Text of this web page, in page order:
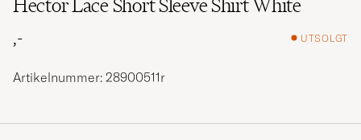
Hector Lace Short Sleeve Shirt White
,-
UTSOLGT
Artikelnummer: 28900511r